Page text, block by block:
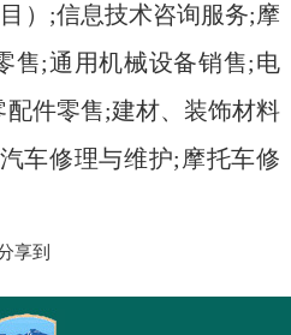
）;信息技术咨询服务;摩
售;通用机械设备销售;电
件零售;建材、装饰材料
车修理与维护;摩托车修
享到